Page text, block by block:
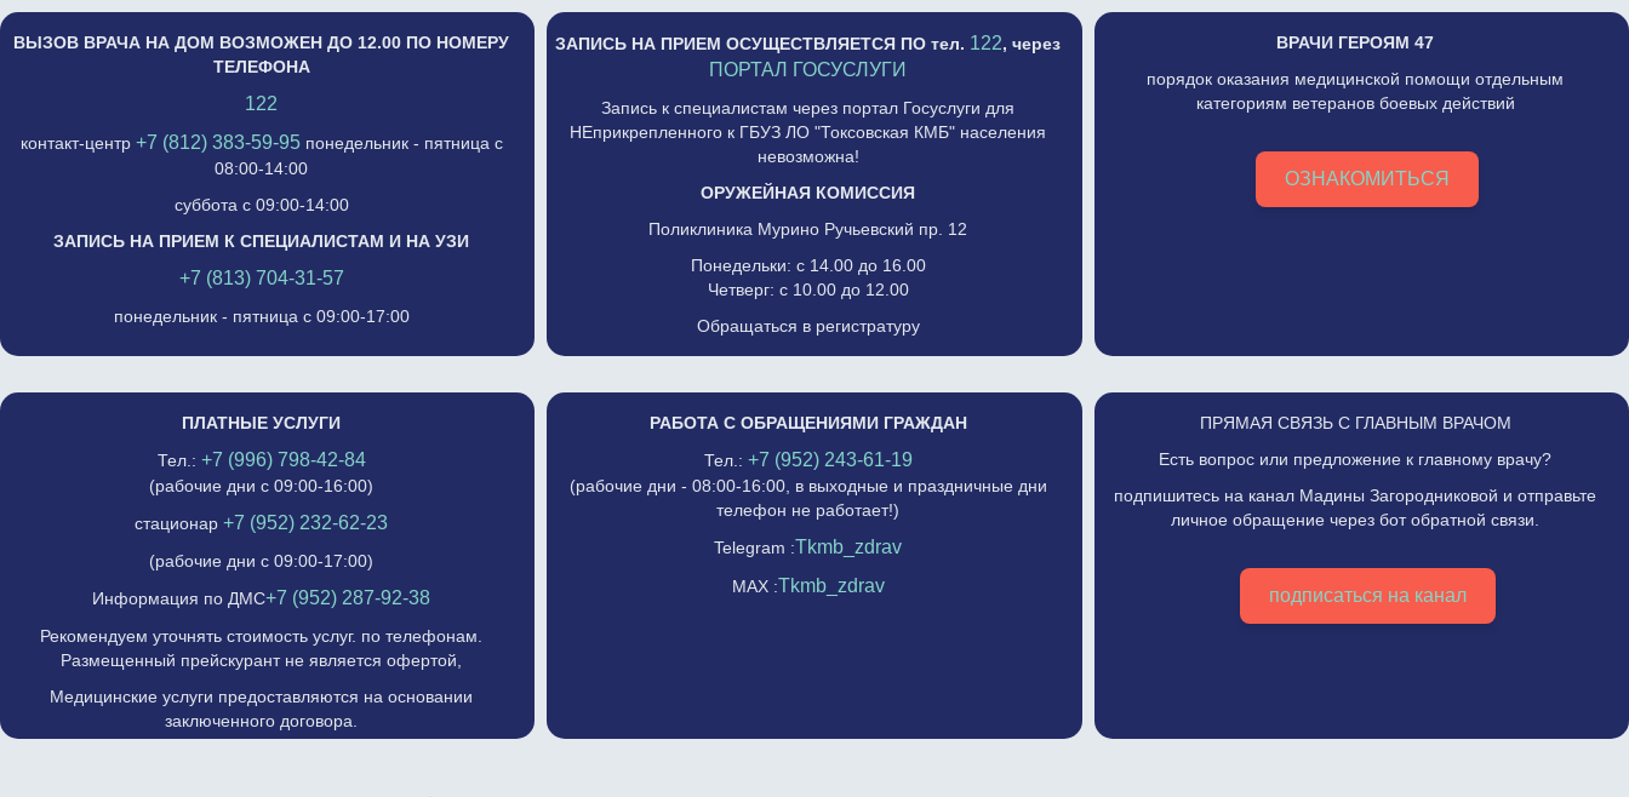
ВЫЗОВ ВРАЧА НА ДОМ ВОЗМОЖЕН ДО 12.00 ПО НОМЕРУ
ТЕЛЕФОНА
122
контакт-центр +7 (812) 383-59-95понедельник - пятница с
08:00-14:00
суббота с 09:00-14:00
ЗАПИСЬ НА ПРИЕМ К СПЕЦИАЛИСТАМ И НА УЗИ
+7 (813) 704-31-57
понедельник - пятница с 09:00-17:00
ЗАПИСЬ НА ПРИЕМ ОСУЩЕСТВЛЯЕТСЯ ПО тел. 122, через
ПОРТАЛ ГОСУСЛУГИ
Запись к специалистам через портал Госуслуги для
НЕприкрепленного к ГБУЗ ЛО "Токсовская КМБ" населения
невозможна!
ОРУЖЕЙНАЯ КОМИССИЯ
Поликлиника Мурино Ручьевский пр. 12
Понедельки: с 14.00 до 16.00
Четверг: с 10.00 до 12.00
Обращаться в регистратуру
ВРАЧИ ГЕРОЯМ 47
порядок оказания медицинской помощи отдельным
категориям ветеранов боевых действий
ОЗНАКОМИТЬСЯ
ПЛАТНЫЕ УСЛУГИ
Тел.: +7 (996) 798-42-84
(рабочие дни с 09:00-16:00)
стационар+7 (952) 232-62-23
(рабочие дни с 09:00-17:00)
Информация по ДМС+7 (952) 287-92-38
Рекомендуем уточнять стоимость услуг. по телефонам.
Размещенный прейскурант не является офертой,
Медицинские услуги предоставляются на основании
заключенного договора.
РАБОТА С ОБРАЩЕНИЯМИ ГРАЖДАН
Тел.: +7 (952) 243-61-19
(рабочие дни - 08:00-16:00, в выходные и праздничные дни
телефон не работает!)
Telegram :Tkmb_zdrav
MAX :Tkmb_zdrav
ПРЯМАЯ СВЯЗЬ С ГЛАВНЫМ ВРАЧОМ
Есть вопрос или предложение к главному врачу?
подпишитесь на канал Мадины Загородниковой и отправьте
личное обращение через бот обратной связи.
подписаться на канал